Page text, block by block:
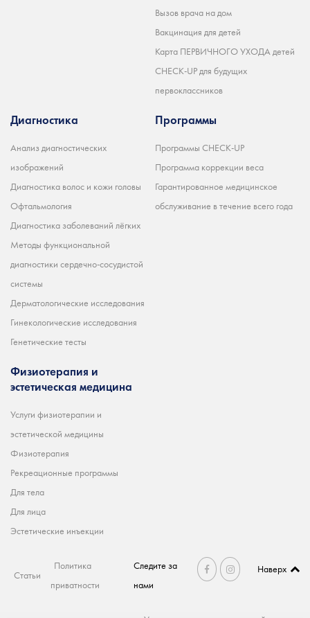
Вызов врача на дом
Вакцинация для детей
Карта ПЕРВИЧНОГО УХОДА детей
CHECK-UP для будущих
первоклассников
Диагностика
Анализ диагностических
изображений
Диагностика волос и кожи головы
Офтальмология
Диагностика заболеваний лёгких
Методы функциональной
диагностики сердечно-сосудистой
системы
Дерматологические исследования
Гинекологические исследования
Генетические тесты
Физиотерапия и
эстетическая медицина
Услуги физиотерапии и
эстетической медицины
Физиотерапия
Рекреационные программы
Для тела
Для лица
Эстетические инъекции
Программы
Программы CHECK-UP
Программа коррекции веса
Гарантированное медицинское
обслуживание в течение всего года
Статьи
Политика
приватности
Следите за
нами
Наверх